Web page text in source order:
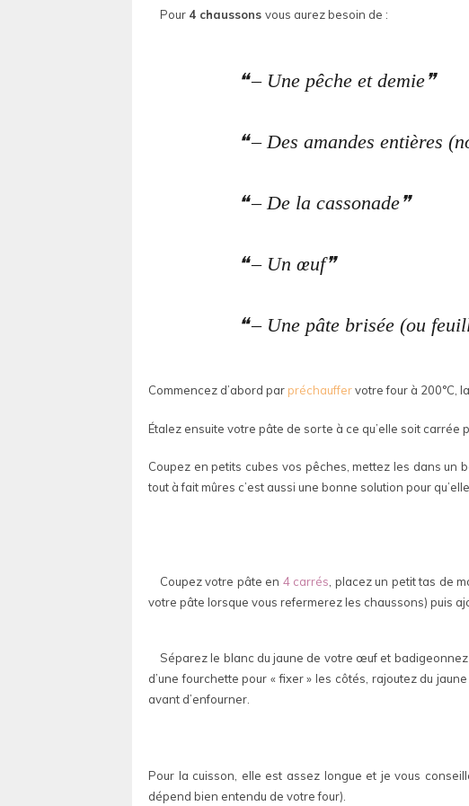
Pour 4 chaussons vous aurez besoin de :
– Une pêche et demie
– Des amandes entières
– De la cassonade
– Un œuf
– Une pâte brisée (ou
Commencez d’abord parpréchauffervotre four à 200°C,
Étalez ensuite votre pâte de sorte à ce qu’elle soit carrée
Coupez en petits cubes vos pêches, mettez les dans un
tout à fait mûres c’est aussi une bonne solution pour
Coupez votre pâte en 4 carrés , placez un petit tas de
votre pâte lorsque vous refermerez les chaussons) puis
Séparez le blanc du jaune de votre œuf et
d’une fourchette pour « fixer » les côtés, rajoutez du
avant d’enfourner.
Pour la cuisson, elle est assez longue et je vous
dépend bien entendu de votre four).